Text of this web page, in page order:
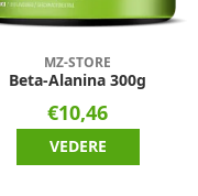
MZ-STORE
Beta-Alanina 300g
€10,46
VEDERE